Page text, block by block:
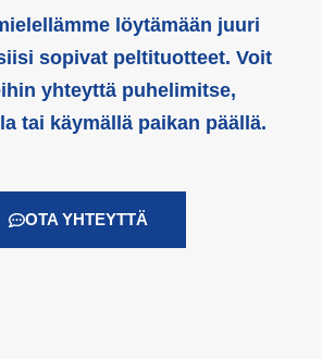
löytämään juuri
sopivat peltituotteet. Voit
yhteyttä puhelimitse,
tai käymällä paikan päällä.
OTA YHTEYTTÄ